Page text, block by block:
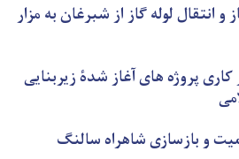
انتقال لوله گاز از شبرغان به مزار
پروژه های آغاز شدۀ زیربنایی
و بازسازی شاهراه سالنگ